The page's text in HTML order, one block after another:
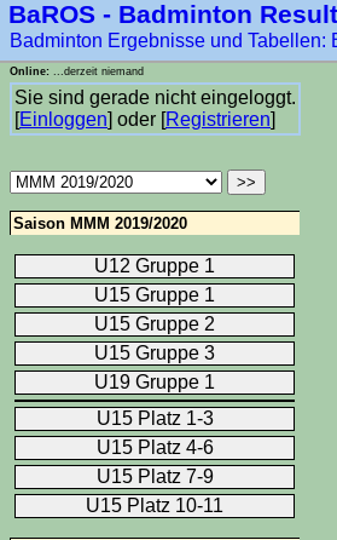
BaROS - Badminton
Badminton Ergebnisse und Tabellen:
Saison MMM 2019/2020
U12 Gruppe 1
U15 Gruppe 1
U15 Gruppe 2
U15 Gruppe 3
U19 Gruppe 1
U15 Platz 1-3
U15 Platz 4-6
U15 Platz 7-9
U15 Platz 10-11
Online: ...derzeit niemand
Sie sind gerade nicht eingeloggt.
[Einloggen] oder [Registrieren]